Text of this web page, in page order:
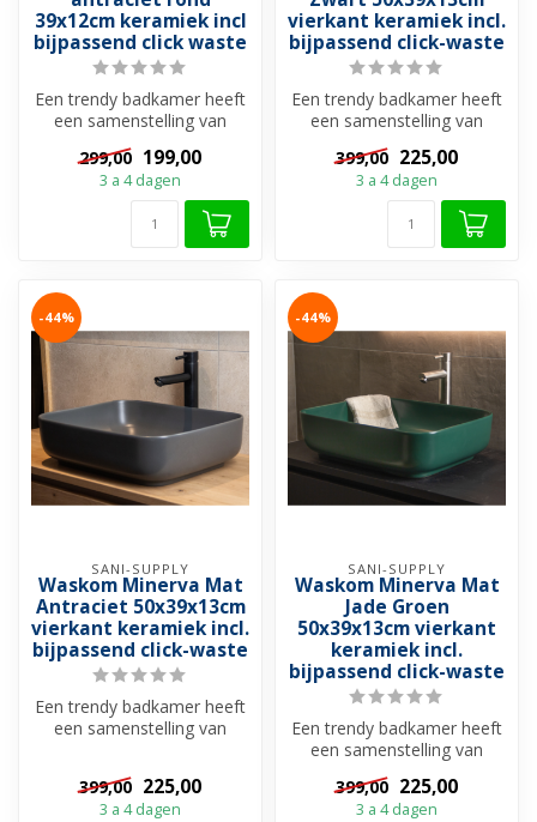
39x12cm keramiek incl
bijpassend click waste
Een trendy badkamer heeft
een samenstelling van
mooiste c...
299,00 199,00
3 a 4 dagen
vierkant keramiek incl.
bijpassend click-waste
Een trendy badkamer heeft
een samenstelling van
mooiste c...
399,00 225,00
3 a 4 dagen
-44%
SANI-SUPPLY
Waskom Minerva Mat
Antraciet 50x39x13cm
vierkant keramiek incl.
bijpassend click-waste
Een trendy badkamer heeft
een samenstelling van
mooiste c...
399,00 225,00
3 a 4 dagen
-44%
SANI-SUPPLY
Waskom Minerva Mat
Jade Groen
50x39x13cm vierkant
keramiek incl.
bijpassend click-waste
Een trendy badkamer heeft
een samenstelling van
gedurfde kleuren en de
mooiste c...
399,00 225,00
3 a 4 dagen